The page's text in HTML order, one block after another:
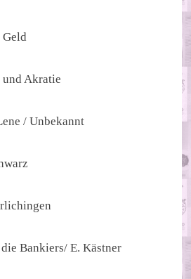
Akratie
/ Unbekannt
Bankiers/ E. Kästner